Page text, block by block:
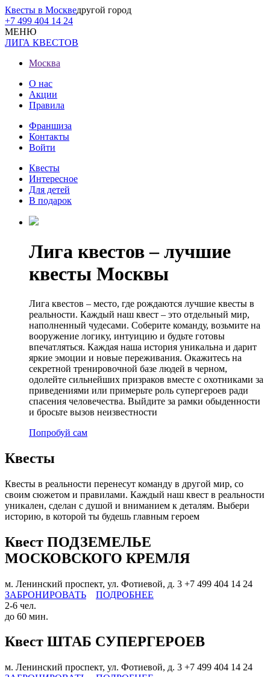
Квесты в Москведругой город
+7 499 404 14 24
МЕНЮ
ЛИГА КВЕСТОВ
Москва
О нас
Акции
Правила
Франшиза
Контакты
Войти
Квесты
Интересное
Для детей
В подарок
Лига квестов – лучшие
квесты Москвы
Лига квестов – место, где рождаются лучшие квесты в
реальности. Каждый наш квест – это отдельный мир,
наполненный чудесами. Соберите команду, возьмите на
вооружение логику, интуицию и будьте готовы
впечатляться. Каждая наша история уникальна и дарит
яркие эмоции и новые переживания. Окажитесь на
секретной тренировочной базе людей в черном,
одолейте сильнейших призраков вместе с охотниками за
приведениями или примерьте роль супергероев ради
спасения человечества. Выйдите за рамки обыденности
и бросьте вызов неизвестности
Попробуй сам
Квесты
Квесты в реальности перенесут команду в другой мир, со
своим сюжетом и правилами. Каждый наш квест в реальности
уникален, сделан с душой и вниманием к деталям. Выбери
историю, в которой ты будешь главным героем
Квест ПОДЗЕМЕЛЬЕ
МОСКОВСКОГО КРЕМЛЯ
м. Ленинский проспект, ул. Фотиевой, д. 3 +7 499 404 14 24
ЗАБРОНИРОВАТЬ
ПОДРОБНЕЕ
2-6 чел.
до 60 мин.
Квест ШТАБ СУПЕРГЕРОЕВ
м. Ленинский проспект, ул. Фотиевой, д. 3 +7 499 404 14 24